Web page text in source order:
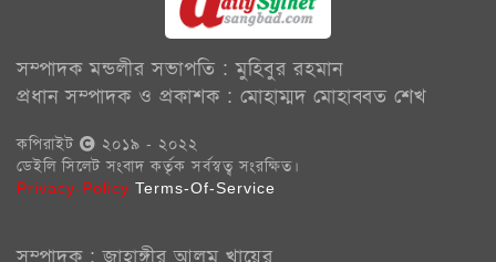
সম্পাদক মন্ডলীর সভাপতি : মুহিবুর রহমান
প্রধান সম্পাদক ও প্রকাশক : মোহাম্মদ মোহাব্বত শেখ
কপিরাইট
২০১৯ - ২০২২
ডেইলি সিলেট সংবাদ কর্তৃক সর্বস্বত্ব সংরক্ষিত।
Privacy-Policy Terms-Of-Service
সম্পাদক : জাহাঙ্গীর আলম খায়ের